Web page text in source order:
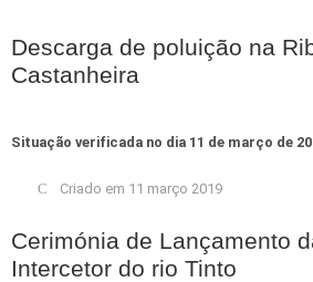
Descarga de poluição na
Castanheira
Situação verificada no dia 11 de março de
Criado em 11 março 2019
Cerimónia de Lançamento
Intercetor do rio Tinto